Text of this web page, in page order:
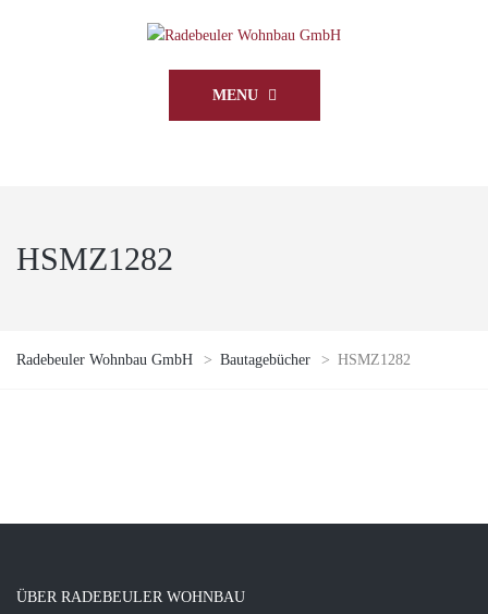
MENU
HSMZ1282
Radebeuler Wohnbau GmbH > Bautagebücher > HSMZ1282
ÜBER RADEBEULER WOHNBAU